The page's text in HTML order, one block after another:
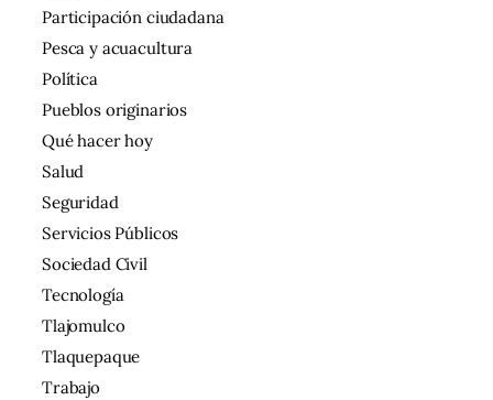
Participación ciudadana
Pesca y acuacultura
Política
Pueblos originarios
Qué hacer hoy
Salud
Seguridad
Servicios Públicos
Sociedad Civil
Tecnología
Tlajomulco
Tlaquepaque
Trabajo